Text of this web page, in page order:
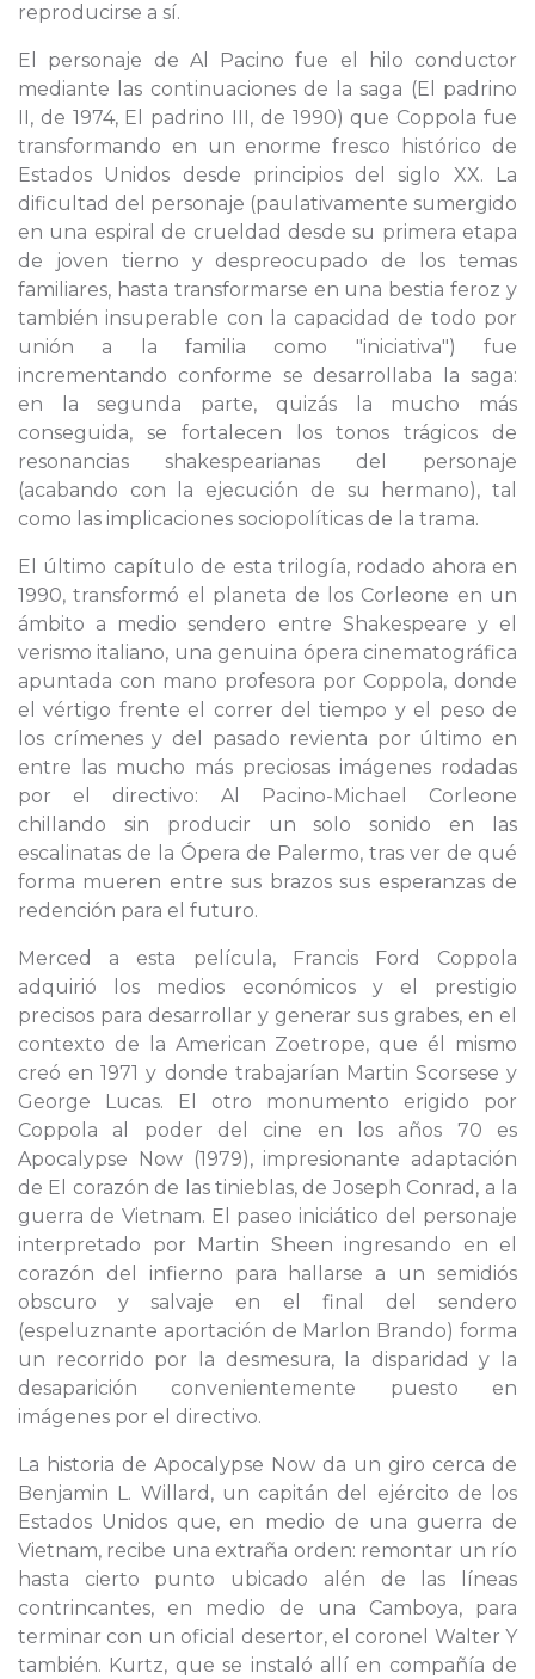
reproducirse a sí.
El personaje de Al Pacino fue el hilo conductor
mediante las continuaciones de la saga (El padrino
II, de 1974, El padrino III, de 1990) que Coppola fue
transformando en un enorme fresco histórico de
Estados Unidos desde principios del siglo XX. La
dificultad del personaje (paulativamente sumergido
en una espiral de crueldad desde su primera etapa
de joven tierno y despreocupado de los temas
familiares, hasta transformarse en una bestia feroz y
también insuperable con la capacidad de todo por
unión a la familia como "iniciativa") fue
incrementando conforme se desarrollaba la saga:
en la segunda parte, quizás la mucho más
conseguida, se fortalecen los tonos trágicos de
resonancias shakespearianas del personaje
(acabando con la ejecución de su hermano), tal
como las implicaciones sociopolíticas de la trama.
El último capítulo de esta trilogía, rodado ahora en
1990, transformó el planeta de los Corleone en un
ámbito a medio sendero entre Shakespeare y el
verismo italiano, una genuina ópera cinematográfica
apuntada con mano profesora por Coppola, donde
el vértigo frente el correr del tiempo y el peso de
los crímenes y del pasado revienta por último en
entre las mucho más preciosas imágenes rodadas
por el directivo: Al Pacino-Michael Corleone
chillando sin producir un solo sonido en las
escalinatas de la Ópera de Palermo, tras ver de qué
forma mueren entre sus brazos sus esperanzas de
redención para el futuro.
Merced a esta película, Francis Ford Coppola
adquirió los medios económicos y el prestigio
precisos para desarrollar y generar sus grabes, en el
contexto de la American Zoetrope, que él mismo
creó en 1971 y donde trabajarían Martin Scorsese y
George Lucas. El otro monumento erigido por
Coppola al poder del cine en los años 70 es
Apocalypse Now (1979), impresionante adaptación
de El corazón de las tinieblas, de Joseph Conrad, a la
guerra de Vietnam. El paseo iniciático del personaje
interpretado por Martin Sheen ingresando en el
corazón del infierno para hallarse a un semidiós
obscuro y salvaje en el final del sendero
(espeluznante aportación de Marlon Brando) forma
un recorrido por la desmesura, la disparidad y la
desaparición convenientemente puesto en
imágenes por el directivo.
La historia de Apocalypse Now da un giro cerca de
Benjamin L. Willard, un capitán del ejército de los
Estados Unidos que, en medio de una guerra de
Vietnam, recibe una extraña orden: remontar un río
hasta cierto punto ubicado alén de las líneas
contrincantes, en medio de una Camboya, para
terminar con un oficial desertor, el coronel Walter Y
también. Kurtz, que se instaló allí en compañía de